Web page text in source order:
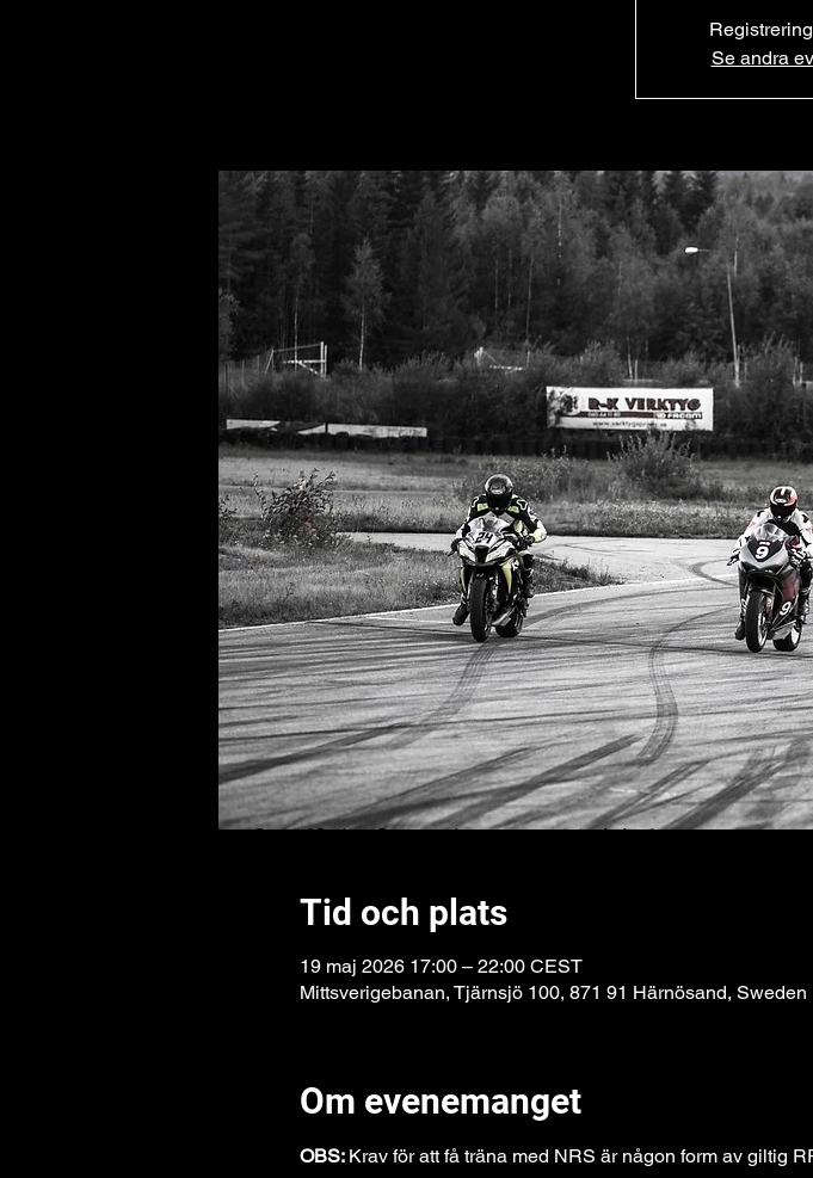
Se andra
Tid och plats
19 maj 2026 17:00 – 22:00 CEST
Mittsverigebanan, Tjärnsjö 100, 871 91 Härnösand, Sweden
Om evenemanget
OBS: Krav för att få träna med NRS är någon form av giltig